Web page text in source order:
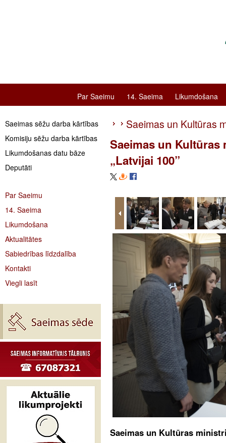
Par Saeimu 14. Saeima Likumdošana
Saeimas sēžu darba kārtības
Komisiju sēžu darba kārtības
Likumdošanas datu bāze
Deputāti
Par Saeimu
14. Saeima
Likumdošana
Aktualitātes
Sabiedrības līdzdalība
Kontakti
Viegli lasīt
Saeimas un Kultūras
Saeimas un
„Latvijai 100”
Saeimas un Kultūras